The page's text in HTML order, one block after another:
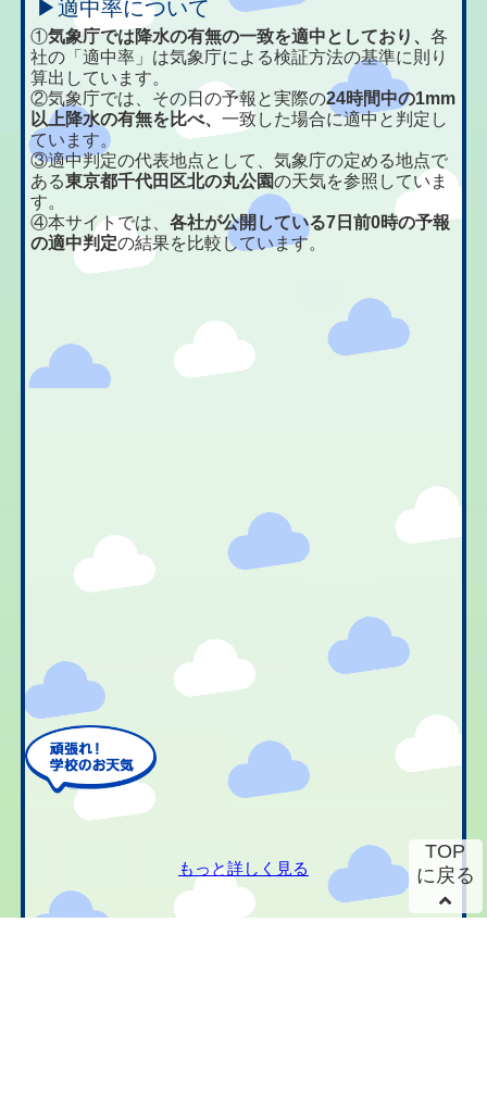
▶適中率について
①気象庁では降水の有無の一致を適中としており、各
社の「適中率」は気象庁による検証方法の基準に則り
算出しています。
②気象庁では、その日の予報と実際の24時間中の1mm
以上降水の有無を比べ、一致した場合に適中と判定し
ています。
③適中判定の代表地点として、気象庁の定める地点で
ある東京都千代田区北の丸公園の天気を参照していま
す。
④本サイトでは、各社が公開している7日前0時の予報
の適中判定の結果を比較しています。
もっと詳しく見る
TOP
に戻る